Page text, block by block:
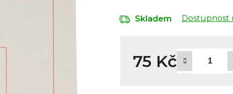
Skladem Dostupnost
75 Kč